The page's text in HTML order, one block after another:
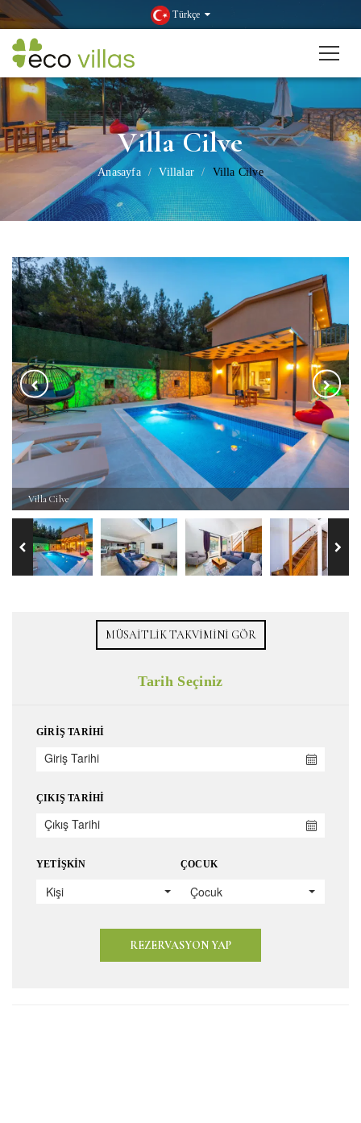
Türkçe
Villa Cilve
Anasayfa Villalar Villa Cilve
Villa Cilve
MÜSAITLIK TAKVIMINI GÖR
Tarih Seçiniz
GIRIŞ TARIHI
ÇIKIŞ TARIHI
YETIŞKIN
Kişi
ÇOCUK
Çocuk
REZERVASYON YAP